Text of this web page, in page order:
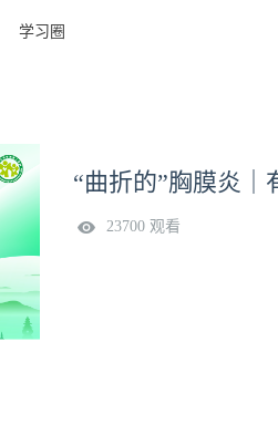
学习圈
“曲折的”胸膜炎｜
23700 观看